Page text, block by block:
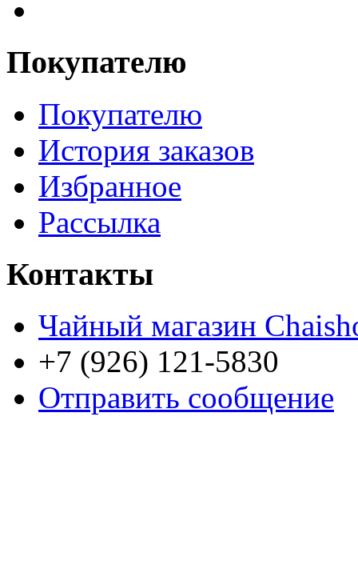
Покупателю
Покупателю
История заказов
Избранное
Рассылка
Контакты
Чайный магазин
+7 (926) 121-5830
Отправить сообщение